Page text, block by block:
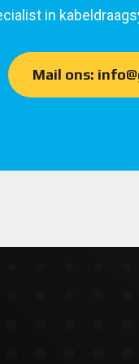
in
Mail ons: